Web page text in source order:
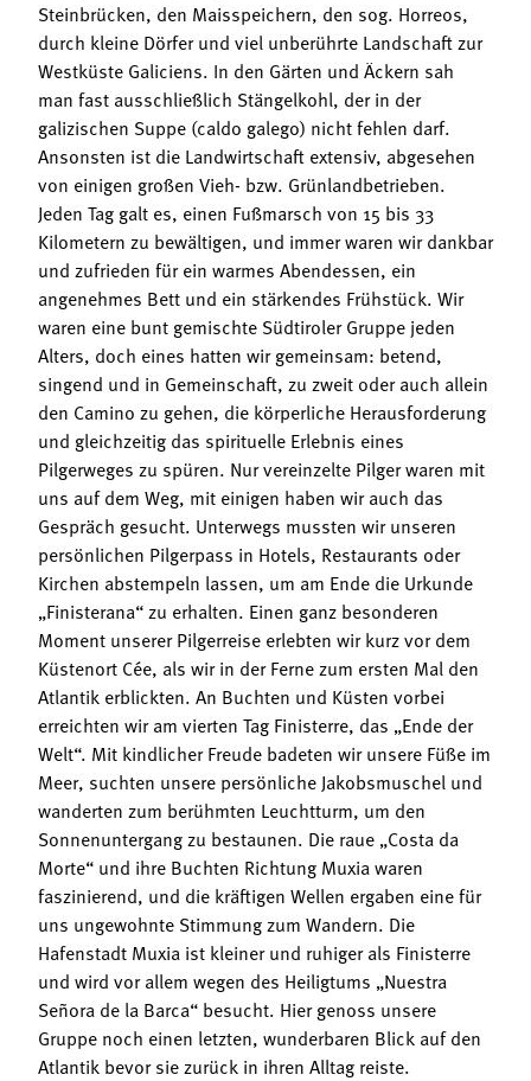
Steinbrücken, den Maisspeichern, den sog. Horreos,
durch kleine Dörfer und viel unberührte Landschaft zur
Westküste Galiciens. In den Gärten und Äckern sah
man fast ausschließlich Stängelkohl, der in der
galizischen Suppe (caldo galego) nicht fehlen darf.
Ansonsten ist die Landwirtschaft extensiv, abgesehen
von einigen großen Vieh- bzw. Grünlandbetrieben.
Jeden Tag galt es, einen Fußmarsch von 15 bis 33
Kilometern zu bewältigen, und immer waren wir dankbar
und zufrieden für ein warmes Abendessen, ein
angenehmes Bett und ein stärkendes Frühstück. Wir
waren eine bunt gemischte Südtiroler Gruppe jeden
Alters, doch eines hatten wir gemeinsam: betend,
singend und in Gemeinschaft, zu zweit oder auch allein
den Camino zu gehen, die körperliche Herausforderung
und gleichzeitig das spirituelle Erlebnis eines
Pilgerweges zu spüren. Nur vereinzelte Pilger waren mit
uns auf dem Weg, mit einigen haben wir auch das
Gespräch gesucht. Unterwegs mussten wir unseren
persönlichen Pilgerpass in Hotels, Restaurants oder
Kirchen abstempeln lassen, um am Ende die Urkunde
„Finisterana“ zu erhalten. Einen ganz besonderen
Moment unserer Pilgerreise erlebten wir kurz vor dem
Küstenort Cée, als wir in der Ferne zum ersten Mal den
Atlantik erblickten. An Buchten und Küsten vorbei
erreichten wir am vierten Tag Finisterre, das „Ende der
Welt“. Mit kindlicher Freude badeten wir unsere Füße im
Meer, suchten unsere persönliche Jakobsmuschel und
wanderten zum berühmten Leuchtturm, um den
Sonnenuntergang zu bestaunen. Die raue „Costa da
Morte“ und ihre Buchten Richtung Muxia waren
faszinierend, und die kräftigen Wellen ergaben eine für
uns ungewohnte Stimmung zum Wandern. Die
Hafenstadt Muxia ist kleiner und ruhiger als Finisterre
und wird vor allem wegen des Heiligtums „Nuestra
Señora de la Barca“ besucht. Hier genoss unsere
Gruppe noch einen letzten, wunderbaren Blick auf den
Atlantik bevor sie zurück in ihren Alltag reiste.